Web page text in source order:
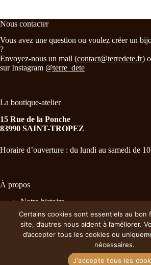
Nous contacter
Vous avez une question ou voulez créer un
?
Envoyez-nous un mail (contact@terredete.fr)
sur Instagram @terre_dete
La boutique-atelier
15 Rue de la Ponche
83990 SAINT-TROPEZ
Horaire d’ouverture : du lundi au samedi de
À propos
Notre histoire
Nos essentiels
Distributeurs
CGV
Politique de confidentialité
Certains cookies sont essentiels au bon
site, d’autres nous aident à l’améliorer.
d’accepter tous les cookies ou
nécessaires.
J'accepte tous les